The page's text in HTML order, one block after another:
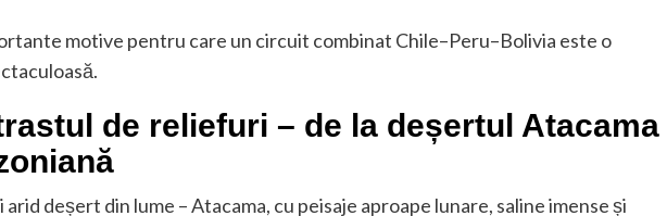
motive pentru care un circuit combinat Chile–Peru–Bolivia este o
de reliefuri – de la deșertul Atacama
deșert din lume – Atacama, cu peisaje aproape lunare, saline imense și